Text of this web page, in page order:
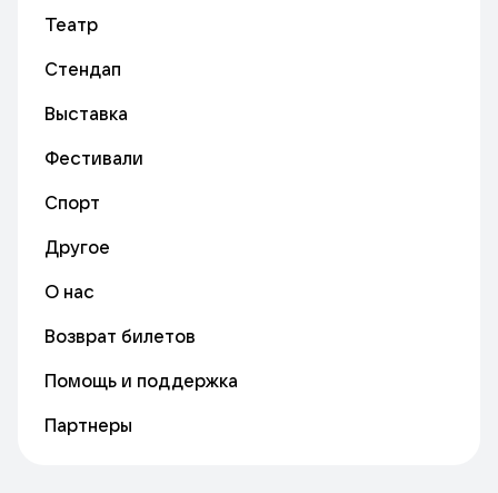
Театр
Стендап
Выставка
Фестивали
Спорт
Другое
О нас
Возврат билетов
Помощь и поддержка
Партнеры